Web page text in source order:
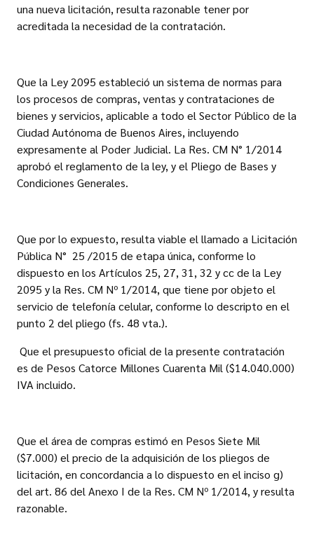
una nueva licitación, resulta razonable tener por
acreditada la necesidad de la contratación.
Que la Ley 2095 estableció un sistema de normas para
los procesos de compras, ventas y contrataciones de
bienes y servicios, aplicable a todo el Sector Público de la
Ciudad Autónoma de Buenos Aires, incluyendo
expresamente al Poder Judicial. La Res. CM N° 1/2014
aprobó el reglamento de la ley, y el Pliego de Bases y
Condiciones Generales.
Que por lo expuesto, resulta viable el llamado a Licitación
Pública N° 25 /2015 de etapa única, conforme lo
dispuesto en los Artículos 25, 27, 31, 32 y cc de la Ley
2095 y la Res. CM Nº 1/2014, que tiene por objeto el
servicio de telefonía celular, conforme lo descripto en el
punto 2 del pliego (fs. 48 vta.).
Que el presupuesto oficial de la presente contratación
es de Pesos Catorce Millones Cuarenta Mil ($14.040.000)
IVA incluido.
Que el área de compras estimó en Pesos Siete Mil
($7.000) el precio de la adquisición de los pliegos de
licitación, en concordancia a lo dispuesto en el inciso g)
del art. 86 del Anexo I de la Res. CM Nº 1/2014, y resulta
razonable.